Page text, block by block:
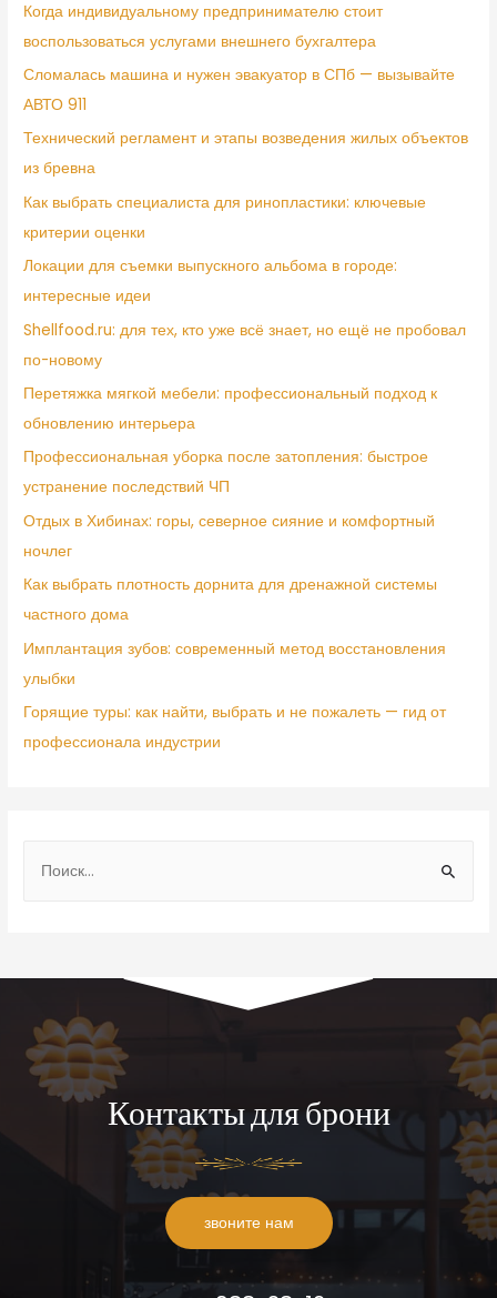
Когда индивидуальному предпринимателю стоит
воспользоваться услугами внешнего бухгалтера
Сломалась машина и нужен эвакуатор в СПб — вызывайте
АВТО 911
Технический регламент и этапы возведения жилых объектов
из бревна
Как выбрать специалиста для ринопластики: ключевые
критерии оценки
Локации для съемки выпускного альбома в городе:
интересные идеи
Shellfood.ru: для тех, кто уже всё знает, но ещё не пробовал
по-новому
Перетяжка мягкой мебели: профессиональный подход к
обновлению интерьера
Профессиональная уборка после затопления: быстрое
устранение последствий ЧП
Отдых в Хибинах: горы, северное сияние и комфортный
ночлег
Как выбрать плотность дорнита для дренажной системы
частного дома
Имплантация зубов: современный метод восстановления
улыбки
Горящие туры: как найти, выбрать и не пожалеть — гид от
профессионала индустрии
Контакты для брони
звоните нам